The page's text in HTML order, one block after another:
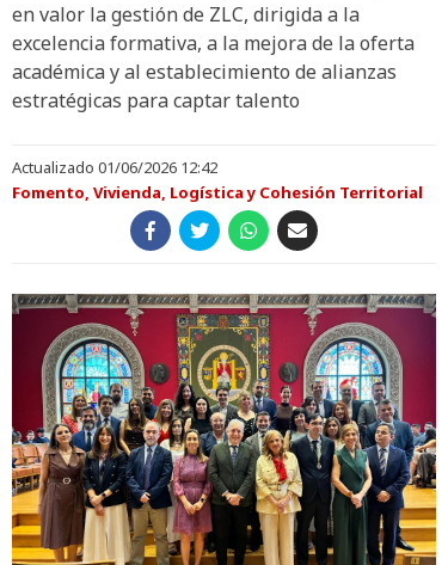
en valor la gestión de ZLC, dirigida a la
excelencia formativa, a la mejora de la oferta
académica y al establecimiento de alianzas
estratégicas para captar talento
Actualizado 01/06/2026 12:42
Fomento, Vivienda, Logística y Cohesión Territorial